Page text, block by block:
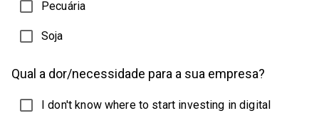
Pecuária
Soja
Qual a dor/necessidade para a sua empresa?
I don't know where to start investing in digital